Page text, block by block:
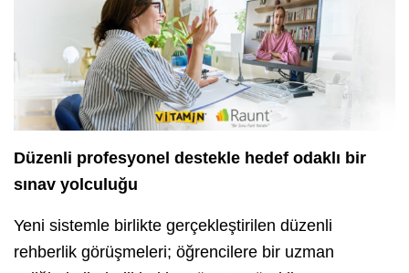
Düzenli profesyonel destekle hedef odaklı bir
sınav yolculuğu
Yeni sistemle birlikte gerçekleştirilen düzenli
rehberlik görüşmeleri; öğrencilere bir uzman